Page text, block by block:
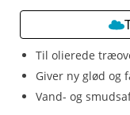
Til olierede
Giver ny glød og
Vand- og